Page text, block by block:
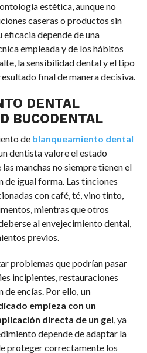
estética, aunque no
caseras o productos sin
depende de una
empleada y de los hábitos
la sensibilidad dental y el tipo
final de manera decisiva.
DENTAL
BUCODENTAL
de blanqueamiento dental
dentista valore el estado
manchas no siempre tienen el
de igual forma. Las tinciones
con café, té, vino tinto,
mientras que otros
al envejecimiento dental,
previos.
problemas que podrían pasar
incipientes, restauraciones
encías. Por ello, un
empieza con un
directa de un gel , ya
depende de adaptar la
proteger correctamente los